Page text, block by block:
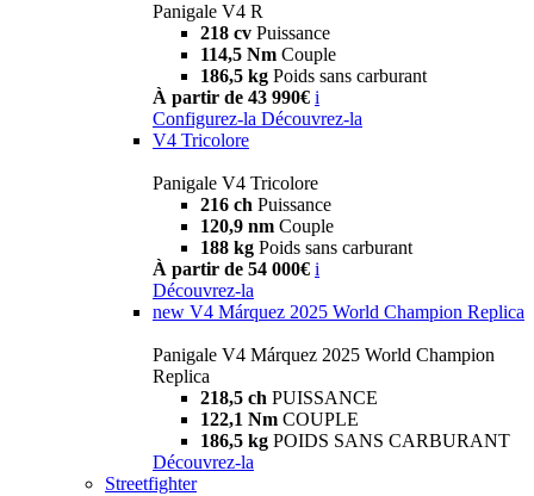
Panigale V4 R
218 cv Puissance
114,5 Nm Couple
186,5 kg Poids sans carburant
À partir de 43 990€ i
Configurez-la Découvrez-la
V4 Tricolore
Panigale V4 Tricolore
216 ch Puissance
120,9 nm Couple
188 kg Poids sans carburant
À partir de 54 000€ i
Découvrez-la
new V4 Márquez 2025 World Champion Replica
Panigale V4 Márquez 2025 World Champion
Replica
218,5 ch PUISSANCE
122,1 Nm COUPLE
186,5 kg POIDS SANS CARBURANT
Découvrez-la
Streetfighter